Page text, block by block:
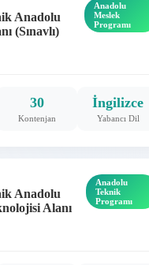
Anadolu
(Sınavlı)
Anadolu
Meslek
Programı
30
Kontenjan
İngilizce
Yabancı Dil
Anadolu
Alanı
Anadolu
Teknik
Programı